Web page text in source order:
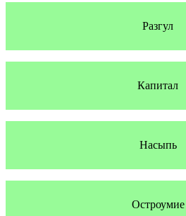
Разгул
Капитал
Насыпь
Остроумие